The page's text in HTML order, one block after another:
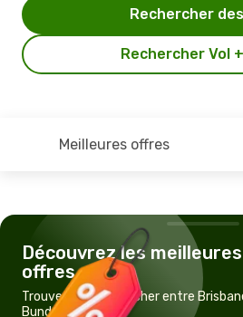
Rechercher Vol
Rechercher
Meilleures offres
Découvrez les meilleures
offres
Trouvez un vol pas cher entre
Bundaberg